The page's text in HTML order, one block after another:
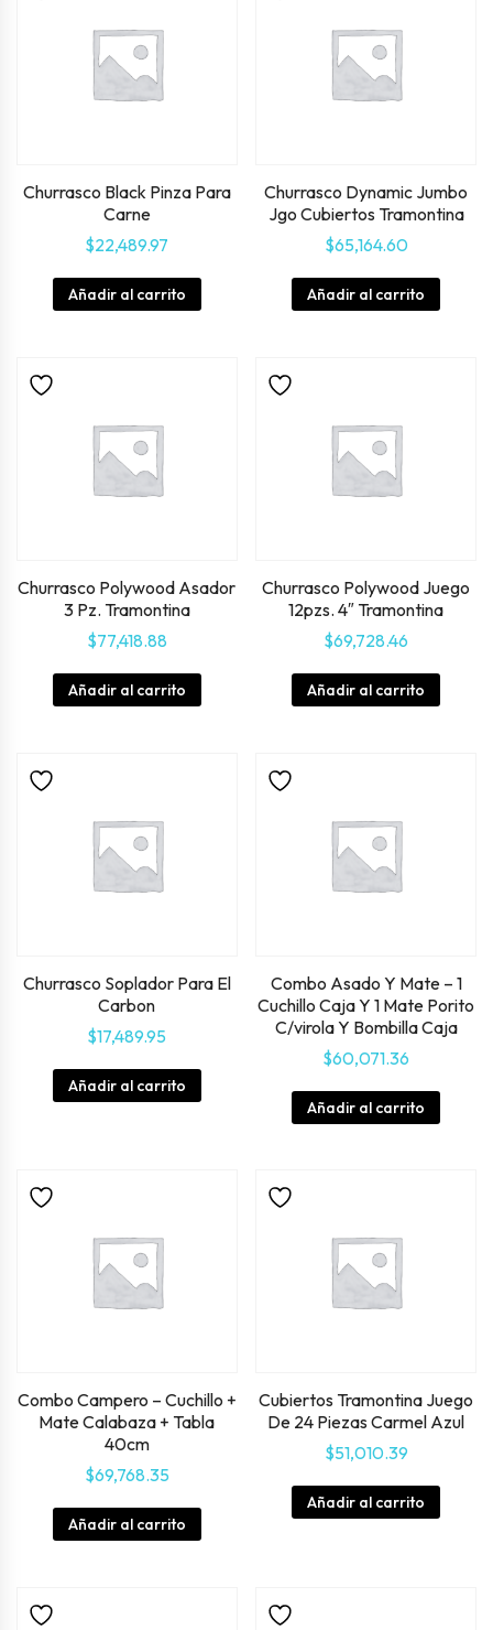
Churrasco Black Pinza Para
Carne
$22,489.97
Añadir al carrito
Churrasco Dynamic Jumbo
Jgo Cubiertos Tramontina
$65,164.60
Añadir al carrito
Churrasco Polywood Asador
3 Pz. Tramontina
$77,418.88
Añadir al carrito
Churrasco Polywood Juego
12pzs. 4″ Tramontina
$69,728.46
Añadir al carrito
Churrasco Soplador Para El
Carbon
$17,489.95
Añadir al carrito
Combo Asado Y Mate – 1
Cuchillo Caja Y 1 Mate Porito
C/virola Y Bombilla Caja
$60,071.36
Añadir al carrito
Combo Campero – Cuchillo +
Mate Calabaza + Tabla
40cm
$69,768.35
Añadir al carrito
Cubiertos Tramontina Juego
De 24 Piezas Carmel Azul
$51,010.39
Añadir al carrito